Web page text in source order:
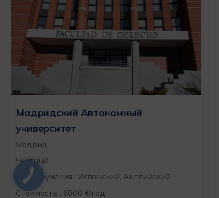
Мадридский Автономный
университет
Мадрид
Частный
Язык обучения : Испанский, Английский
Стоимость : 6800 €/год